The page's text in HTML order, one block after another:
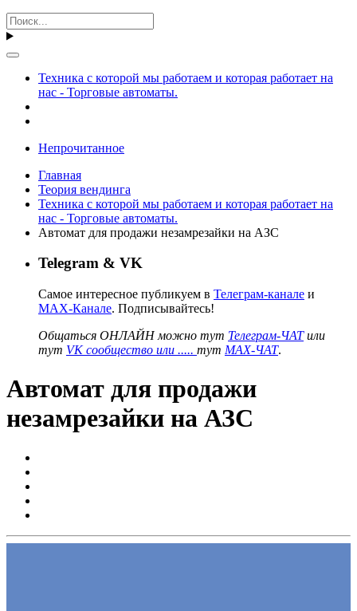
Техника с которой мы работаем и которая работает на
нас - Торговые автоматы.
Непрочитанное
Главная
Теория вендинга
Техника с которой мы работаем и которая работает на
нас - Торговые автоматы.
Автомат для продажи незамрезайки на АЗС
Telegram & VK
Самое интересное публикуем в Телеграм-канале и
MAX-Канале. Подписывайтесь!
Общаться ОНЛАЙН можно тут Телеграм-ЧАТили
тут VK сообщество или ..... тут MAX-ЧАТ.
Автомат для продажи
незамрезайки на АЗС